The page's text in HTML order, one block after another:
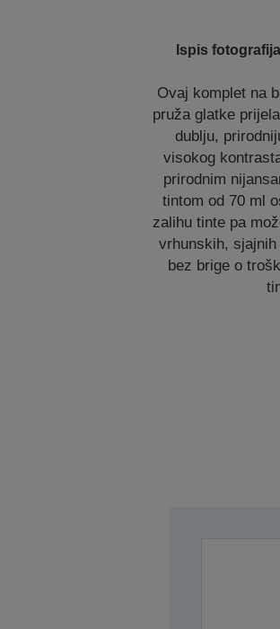
Ispis
Ovaj komplet na
pruža glatke
dublju,
visokog
prirodnim
tintom od 70 ml
zalihu tinte pa
vrhunskih,
bez brige o